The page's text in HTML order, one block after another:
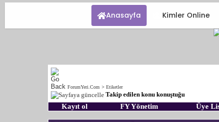
Anasayfa Kimler Online
ForumYeri.Com > Etiketler
Takip edilen konu konuştuğu
Kayıt ol FY Yönetim Üye